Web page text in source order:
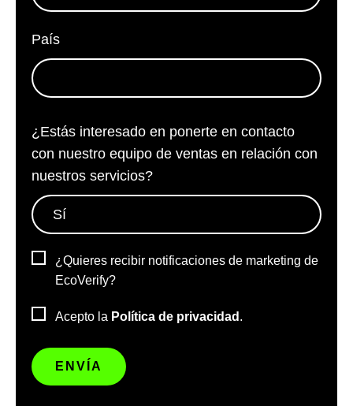
País
¿Estás interesado en ponerte en contacto
con nuestro equipo de ventas en relación con
nuestros servicios?
¿Quieres recibir notificaciones de marketing de
EcoVerify?
Acepto la Política de privacidad .